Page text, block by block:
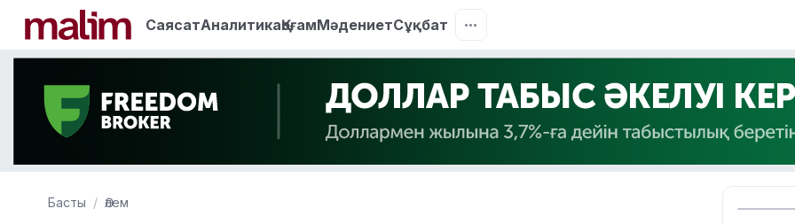
СаясатАналитикаҚоғамМәдениетСұқбат
Басты Әлем